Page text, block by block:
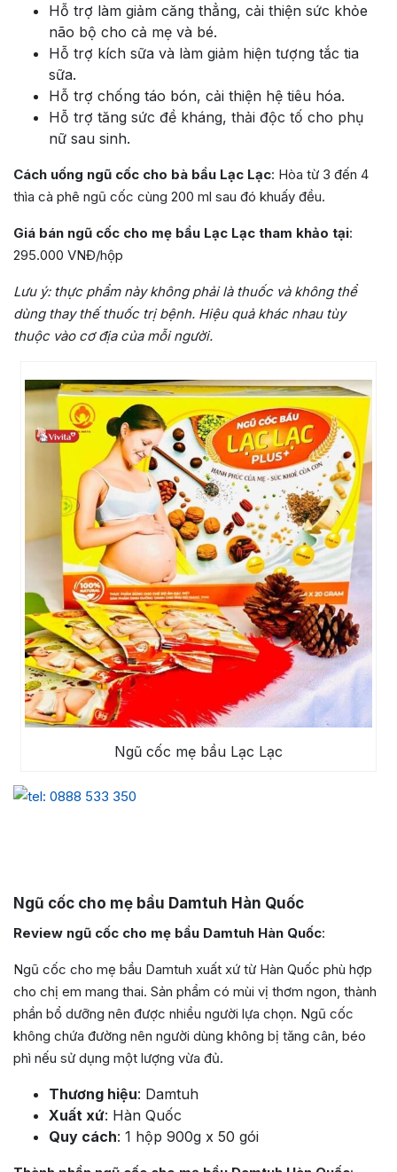
Hỗ trợ làm giảm căng thẳng, cải thiện sức khỏe
não bộ cho cả mẹ và bé.
Hỗ trợ kích sữa và làm giảm hiện tượng tắc tia
sữa.
Hỗ trợ chống táo bón, cải thiện hệ tiêu hóa.
Hỗ trợ tăng sức đề kháng, thải độc tố cho phụ
nữ sau sinh.
Cách uống ngũ cốc cho bà bầu Lạc Lạc: Hòa từ 3 đến 4
thìa cà phê ngũ cốc cùng 200 ml sau đó khuấy đều.
Giá bán ngũ cốc cho mẹ bầu Lạc Lạc tham khảo tại:
295.000 VNĐ/hộp
Lưu ý: thực phẩm này không phải là thuốc và không thể
dùng thay thế thuốc trị bệnh. Hiệu quả khác nhau tùy
thuộc vào cơ địa của mỗi người.
Ngũ cốc mẹ bầu Lạc Lạc
Ngũ cốc cho mẹ bầu Damtuh Hàn Quốc
Review ngũ cốc cho mẹ bầu Damtuh Hàn Quốc:
Ngũ cốc cho mẹ bầu Damtuh xuất xứ từ Hàn Quốc phù hợp
cho chị em mang thai. Sản phẩm có mùi vị thơm ngon, thành
phần bổ dưỡng nên được nhiều người lựa chọn. Ngũ cốc
không chứa đường nên người dùng không bị tăng cân, béo
phì nếu sử dụng một lượng vừa đủ.
Thương hiệu: Damtuh
Xuất xứ: Hàn Quốc
Quy cách: 1 hộp 900g x 50 gói